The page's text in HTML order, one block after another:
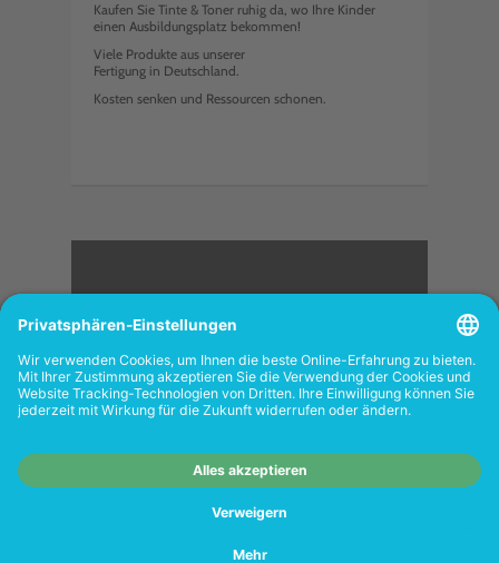
Kaufen Sie Tinte & Toner ruhig da, wo Ihre Kinder
einen Ausbildungsplatz bekommen!
Viele Produkte aus unserer
Fertigung in Deutschland.
Kosten senken und Ressourcen schonen.
<
FOLGEN SIE UNS
Shops richtet sich nicht an Wiederverkäufer.